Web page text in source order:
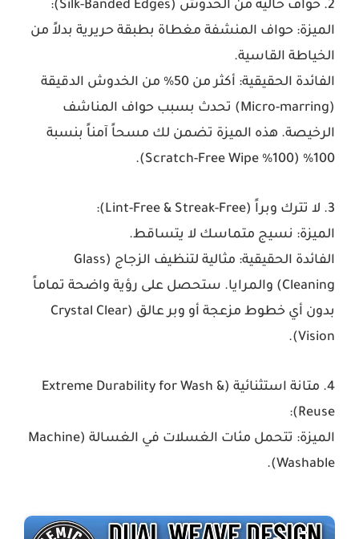
2. حواف خالية من الخدوش (Silk-Banded Edges):
الميزة: حواف المنشفة مغطاة بطبقة حريرية بدلاً من
الخياطة القاسية.
الفائدة الحقيقية:
أكثر من 50% من الخدوش الدقيقة
(Micro-marring) تحدث بسبب حواف المناشف
الرخيصة. هذه الميزة تضمن لك مسحاً آمناً بنسبة
100% (100% Scratch-Free Wipe).
3. لا تترك وبراً (Lint-Free & Streak-Free):
الميزة: نسيج متماسك لا يتساقط.
الفائدة الحقيقية:
مثالية لتنظيف الزجاج (Glass
Cleaning) والمرايا. ستحصل على رؤية واضحة تماماً
بدون أي خطوط مزعجة أو وبر عالق (Crystal Clear
Vision).
4. متانة استثنائية (Extreme Durability for Wash &
Reuse):
الميزة:
تتحمل مئات الغسلات في الغسالة (Machine
Washable).